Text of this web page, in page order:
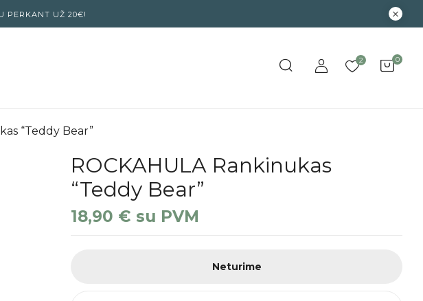
PERKANT UŽ 20€!
2 0
“Teddy Bear”
ROCKAHULA Rankinukas
“Teddy Bear”
18,90 € su PVM
Neturime